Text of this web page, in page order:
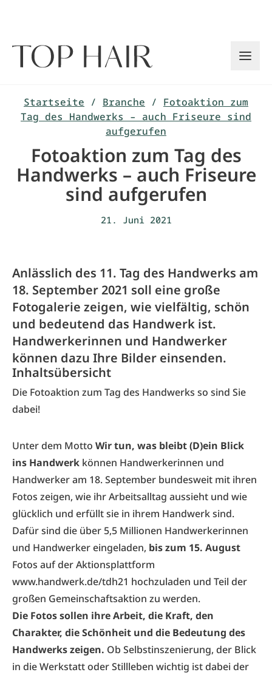
Startseite / Branche / Fotoaktion zum
Tag des Handwerks – auch Friseure sind
aufgerufen
Fotoaktion zum Tag des
Handwerks – auch Friseure
sind aufgerufen
21. Juni 2021
Anlässlich des 11. Tag des Handwerks am
18. September 2021 soll eine große
Fotogalerie zeigen, wie vielfältig, schön
und bedeutend das Handwerk ist.
Handwerkerinnen und Handwerker
können dazu Ihre Bilder einsenden.
Inhaltsübersicht
Die Fotoaktion zum Tag des Handwerks so sind Sie
dabei!
Unter dem Motto Wir tun, was bleibt (D)ein Blick
ins Handwerk können Handwerkerinnen und
Handwerker am 18. September bundesweit mit ihren
Fotos zeigen, wie ihr Arbeitsalltag aussieht und wie
glücklich und erfüllt sie in ihrem Handwerk sind.
Dafür sind die über 5,5 Millionen Handwerkerinnen
und Handwerker eingeladen, bis zum 15. August
Fotos auf der Aktionsplattform
www.handwerk.de/tdh21 hochzuladen und Teil der
großen Gemeinschaftsaktion zu werden.
Die Fotos sollen ihre Arbeit, die Kraft, den
Charakter, die Schönheit und die Bedeutung des
Handwerks zeigen. Ob Selbstinszenierung, der Blick
in die Werkstatt oder Stillleben wichtig ist dabei der